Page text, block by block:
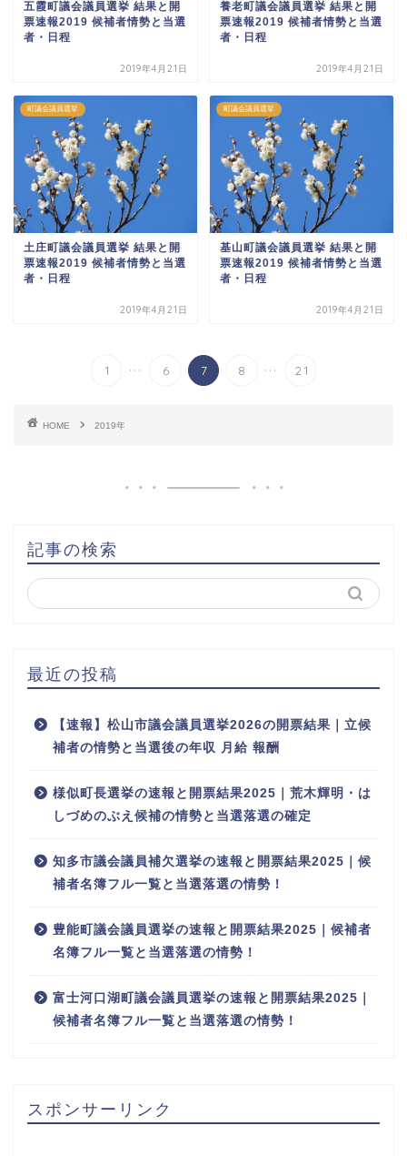
五霞町議会議員選挙 結果と開
票速報2019 候補者情勢と当選
者・日程
2019年4月21日
養老町議会議員選挙 結果と開
票速報2019 候補者情勢と当選
者・日程
2019年4月21日
町議会議員選挙
土庄町議会議員選挙 結果と開
票速報2019 候補者情勢と当選
者・日程
2019年4月21日
町議会議員選挙
基山町議会議員選挙 結果と開
票速報2019 候補者情勢と当選
者・日程
2019年4月21日
1 ... 6 7 8 ... 21
HOME 2019年
記事の検索
最近の投稿
【速報】松山市議会議員選挙2026の開票結果｜立候
補者の情勢と当選後の年収 月給 報酬
様似町長選挙の速報と開票結果2025｜荒木輝明・は
しづめのぶえ候補の情勢と当選落選の確定
知多市議会議員補欠選挙の速報と開票結果2025｜候
補者名簿フル一覧と当選落選の情勢！
豊能町議会議員選挙の速報と開票結果2025｜候補者
名簿フル一覧と当選落選の情勢！
富士河口湖町議会議員選挙の速報と開票結果2025｜
候補者名簿フル一覧と当選落選の情勢！
スポンサーリンク